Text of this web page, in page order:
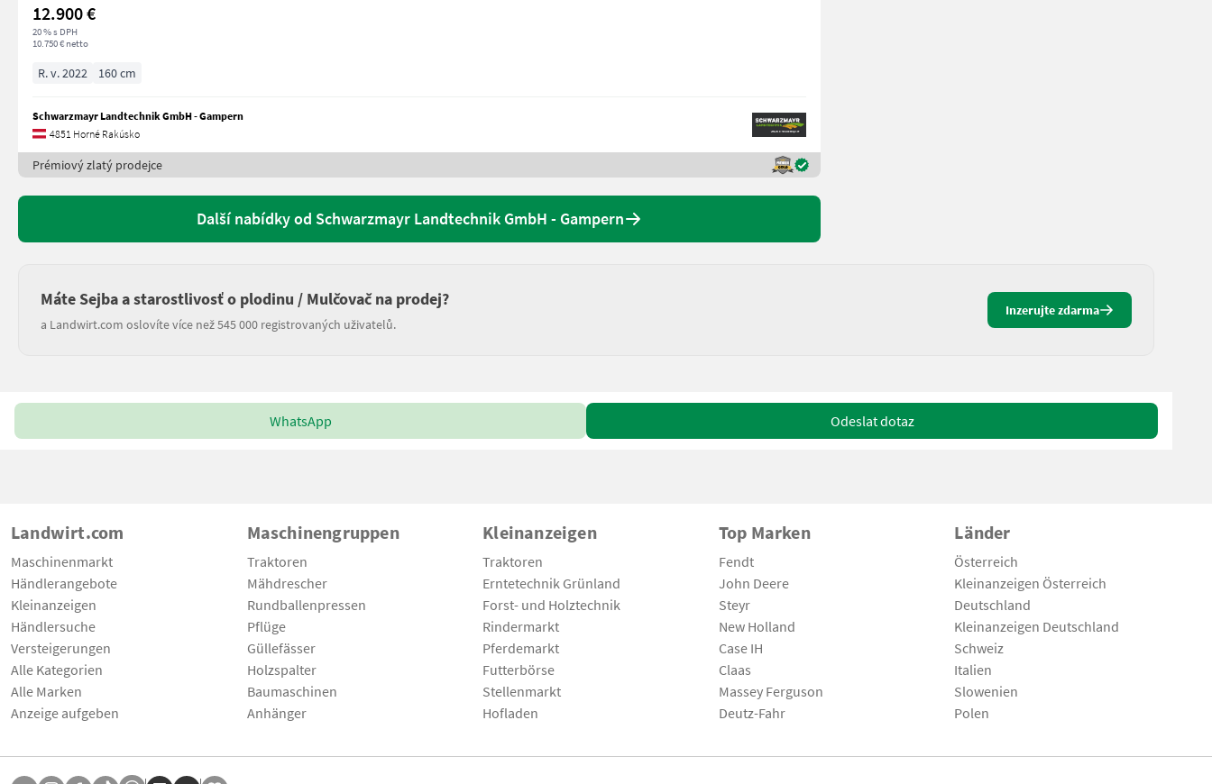
12.900 €
20 % s DPH
10.750 € netto
R. v. 2022 160 cm
Schwarzmayr Landtechnik GmbH - Gampern
4851 Horné Rakúsko
Prémiový zlatý prodejce
Další nabídky od Schwarzmayr Landtechnik GmbH - Gampern
Máte Sejba a starostlivosť o plodinu / Mulčovač na prodej?
a Landwirt.com oslovíte více než 545 000 registrovaných uživatelů.
Inzerujte zdarma
WhatsApp Odeslat dotaz
Landwirt.com
Maschinenmarkt
Händlerangebote
Kleinanzeigen
Händlersuche
Versteigerungen
Alle Kategorien
Alle Marken
Anzeige aufgeben
Maschinengruppen
Traktoren
Mähdrescher
Rundballenpressen
Pflüge
Güllefässer
Holzspalter
Baumaschinen
Anhänger
Kleinanzeigen
Traktoren
Erntetechnik Grünland
Forst- und Holztechnik
Rindermarkt
Pferdemarkt
Futterbörse
Stellenmarkt
Hofladen
Top Marken
Fendt
John Deere
Steyr
New Holland
Case IH
Claas
Massey Ferguson
Deutz-Fahr
Länder
Österreich
Kleinanzeigen Österreich
Deutschland
Kleinanzeigen Deutschland
Schweiz
Italien
Slowenien
Polen